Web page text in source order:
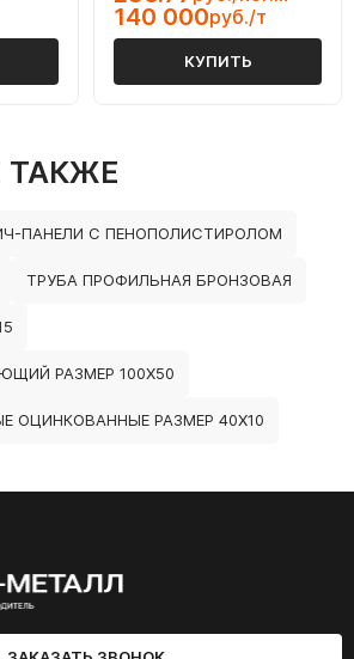
140 000руб./т
КУПИТЬ
ТАКЖЕ
ПАНЕЛИ С ПЕНОПОЛИСТИРОЛОМ
ТРУБА ПРОФИЛЬНАЯ БРОНЗОВАЯ
РАЗМЕР 100Х50
ОЦИНКОВАННЫЕ РАЗМЕР 40Х10